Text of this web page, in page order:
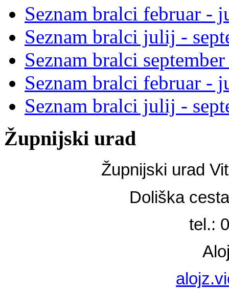
Seznam bralci februar -
Seznam bralci julij -
Seznam bralci
Seznam bralci februar -
Seznam bralci julij -
Župnijski urad
Župnijski urad
Doliška
tel.: